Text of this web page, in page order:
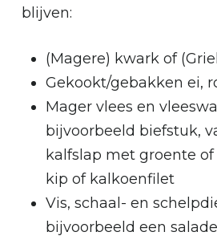
blijven:
(Magere) kwark of
Gekookt/gebakken ei,
Mager vlees en
bijvoorbeeld biefstuk,
kalfslap met groente
kip of kalkoenfilet
Vis, schaal- en
bijvoorbeeld een